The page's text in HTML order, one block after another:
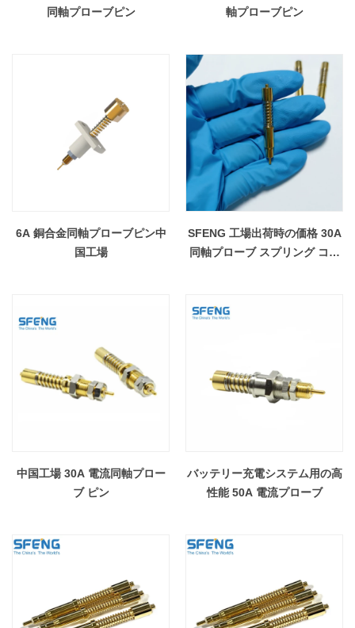
同軸プローブピン
軸プローブピン
6A 銅合金同軸プローブピン中
国工場
SFENG 工場出荷時の価格 30A
同軸プローブ スプリング コン
中国工場 30A 電流同軸プロー
ブ ピン
バッテリー充電システム用の高
性能 50A 電流プローブ